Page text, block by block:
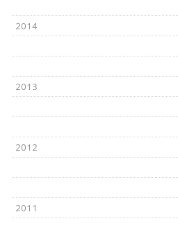
2014
2013
2012
2011